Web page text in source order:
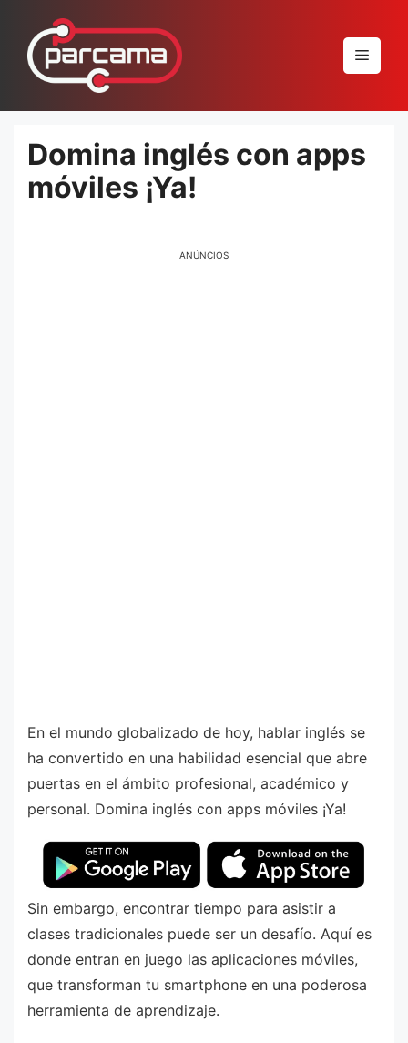
conteúdo
Menu
Domina inglés con apps
móviles ¡Ya!
ANÚNCIOS
En el mundo globalizado de hoy, hablar inglés se
ha convertido en una habilidad esencial que abre
puertas en el ámbito profesional, académico y
personal. Domina inglés con apps móviles ¡Ya!
Sin embargo, encontrar tiempo para asistir a
clases tradicionales puede ser un desafío. Aquí es
donde entran en juego las aplicaciones móviles,
que transforman tu smartphone en una poderosa
herramienta de aprendizaje.